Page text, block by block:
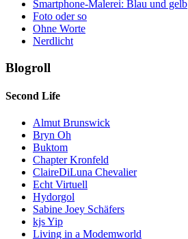
Smartphone-Malerei: Blau und gelb
Foto oder so
Ohne Worte
Nerdlicht
Blogroll
Second Life
Almut Brunswick
Bryn Oh
Buktom
Chapter Kronfeld
ClaireDiLuna Chevalier
Echt Virtuell
Hydorgol
Sabine Joey Schäfers
kjs Yip
Living in a Modemworld